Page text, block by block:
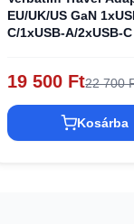
EU/UK/US GaN
C/1xUSB-A/2xUSB-C
19 500 Ft22 700
Kosárba